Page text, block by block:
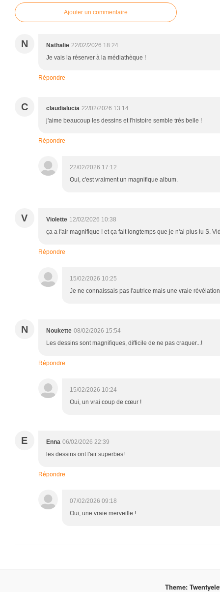
Ajouter un commentaire
N Nathalie 22/02/2026 18:24
Je vais la réserver à la médiathèque !
Répondre
C claudialucia 22/02/2026 13:14
j'aime beaucoup les dessins et l'histoire semble très belle !
Répondre
22/02/2026 17:12
Oui, c'est vraiment un magnifique album.
V Violette 12/02/2026 10:38
ça a l'air magnifique ! et ça fait longtemps que je n'ai plus lu S.
Répondre
15/02/2026 10:25
Je ne connaissais pas l'autrice mais une vraie
N Noukette 08/02/2026 15:54
Les dessins sont magnifiques, difficile de ne pas craquer...!
Répondre
15/02/2026 10:24
Oui, un vrai coup de cœur !
E Enna 06/02/2026 22:39
les dessins ont l'air superbes!
Répondre
07/02/2026 09:18
Oui, une vraie merveille !
Theme: